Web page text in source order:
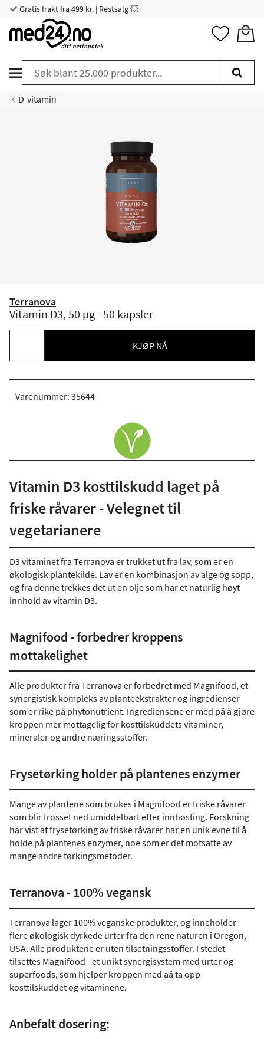
Gratis frakt fra 499 kr. | Restsalg 💥
D-vitamin
Terranova
Vitamin D3, 50 µg - 50 kapsler
KJØP NÅ
Varenummer: 35644
Vitamin D3 kosttilskudd laget på
friske råvarer - Velegnet til
vegetarianere
D3 vitaminet fra Terranova er trukket ut fra lav, som er en
økologisk plantekilde. Lav er en kombinasjon av alge og sopp,
og fra denne trekkes det ut en olje som har et naturlig høyt
innhold av vitamin D3.
Magnifood - forbedrer kroppens
mottakelighet
Alle produkter fra Terranova er forbedret med Magnifood, et
synergistisk kompleks av planteekstrakter og ingredienser
som er rike på phytonutrient. Ingrediensene er med på å gjøre
kroppen mer mottagelig for kosttilskuddets vitaminer,
mineraler og andre næringsstoffer.
Frysetørking holder på plantenes enzymer
Mange av plantene som brukes i Magnifood er friske råvarer
som blir frosset ned umiddelbart etter innhøsting. Forskning
har vist at frysetørking av friske råvarer har en unik evne til å
holde på plantenes enzymer, noe som er det motsatte av
mange andre tørkingsmetoder.
Terranova - 100% vegansk
Terranova lager 100% veganske produkter, og inneholder
flere økologisk dyrkede urter fra den rene naturen i Oregon,
USA. Alle produktene er uten tilsetningsstoffer. I stedet
tilsettes Magnifood - et unikt synergisystem med urter og
superfoods, som hjelper kroppen med aå ta opp
kosttilskuddet og vitaminene.
Anbefalt dosering: